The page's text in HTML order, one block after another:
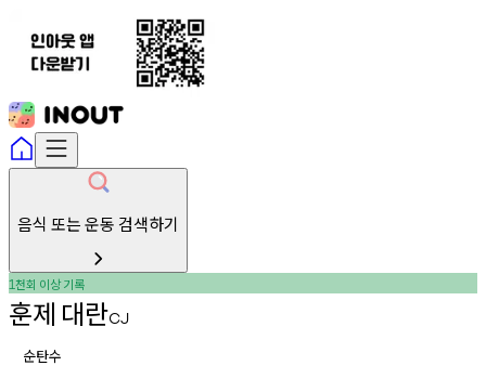
음식 또는 운동 검색하기
1천회 이상기록
훈제 대란CJ
순탄수